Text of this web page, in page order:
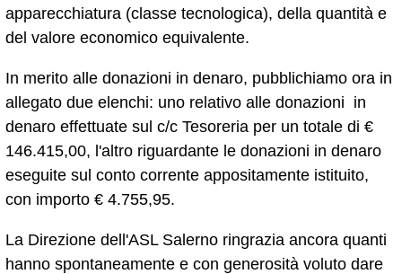
apparecchiatura (classe tecnologica), della quantità e
del valore economico equivalente.
In merito alle donazioni in denaro, pubblichiamo ora in
allegato due elenchi: uno relativo alle donazioni in
denaro effettuate sul c/c Tesoreria per un totale di €
146.415,00, l'altro riguardante le donazioni in denaro
eseguite sul conto corrente appositamente istituito,
con importo € 4.755,95.
La Direzione dell'ASL Salerno ringrazia ancora quanti
hanno spontaneamente e con generosità voluto dare